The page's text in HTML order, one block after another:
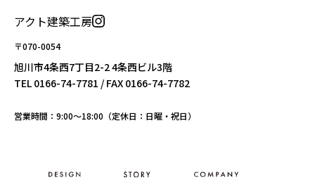
アクト建築工房
〒070-0054
旭川市4条西7丁目2-2 4条西ビル3階
TEL 0166-74-7781 / FAX 0166-74-7782
営業時間：9:00〜18:00（定休日：日曜・祝日）